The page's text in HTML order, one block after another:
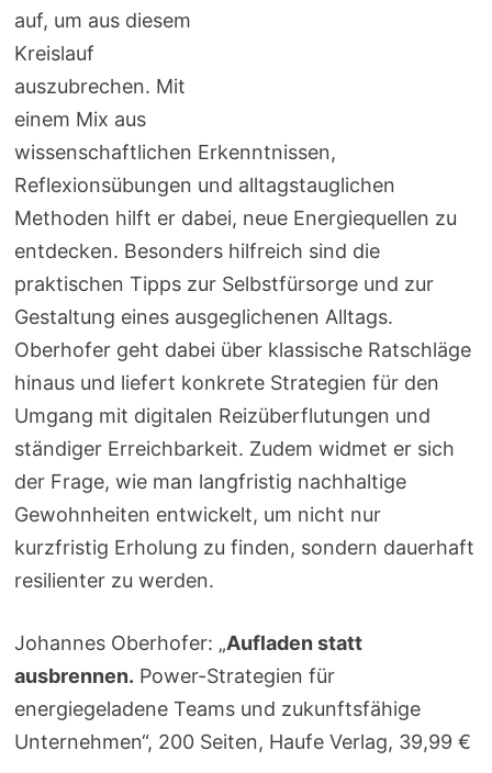
auf, um aus diesem
Kreislauf
auszubrechen. Mit
einem Mix aus
wissenschaftlichen Erkenntnissen,
Reflexionsübungen und alltagstauglichen
Methoden hilft er dabei, neue Energiequellen zu
entdecken. Besonders hilfreich sind die
praktischen Tipps zur Selbstfürsorge und zur
Gestaltung eines ausgeglichenen Alltags.
Oberhofer geht dabei über klassische Ratschläge
hinaus und liefert konkrete Strategien für den
Umgang mit digitalen Reizüberflutungen und
ständiger Erreichbarkeit. Zudem widmet er sich
der Frage, wie man langfristig nachhaltige
Gewohnheiten entwickelt, um nicht nur
kurzfristig Erholung zu finden, sondern dauerhaft
resilienter zu werden.
Johannes Oberhofer: „Aufladen statt
ausbrennen. Power-Strategien für
energiegeladene Teams und zukunftsfähige
Unternehmen“, 200 Seiten, Haufe Verlag, 39,99 €